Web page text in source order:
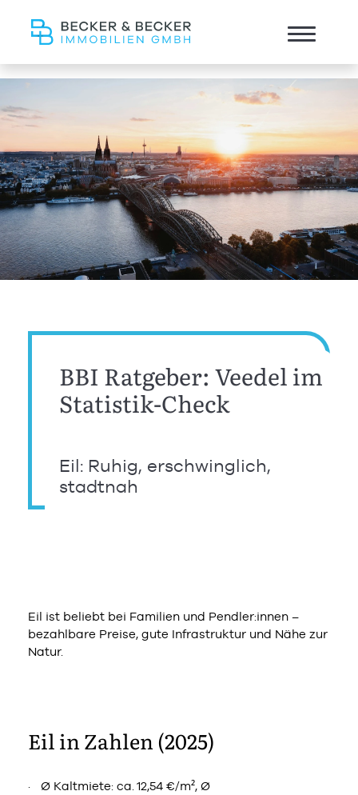
BBI Ratgeber: Veedel im
Statistik-Check
Eil: Ruhig, erschwinglich,
stadtnah
Eil ist beliebt bei Familien und Pendler:innen –
bezahlbare Preise, gute Infrastruktur und Nähe zur
Natur.
Eil in Zahlen (2025)
Ø Kaltmiete: ca. 12,54 €/m², Ø